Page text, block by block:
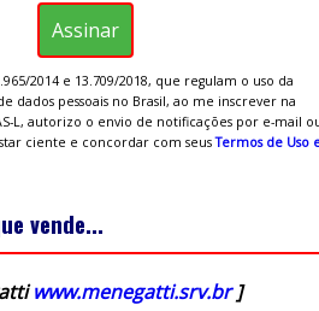
2014 e 13.709/2018, que regulam o uso da
dados pessoais no Brasil, ao me inscrever na
L, autorizo o envio de notificações por e-mail
ciente e concordar com seusTermos de Uso
vende...
www.menegatti.srv.br]